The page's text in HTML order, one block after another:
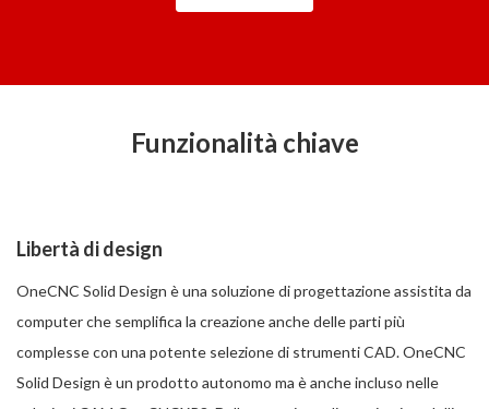
Funzionalità chiave
Libertà di design
OneCNC Solid Design è una soluzione di progettazione assistita da
computer che semplifica la creazione anche delle parti più
complesse con una potente selezione di strumenti CAD. OneCNC
Solid Design è un prodotto autonomo ma è anche incluso nelle